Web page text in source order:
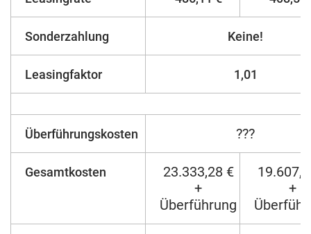
Sonderzahlung Keine!
Leasingfaktor 1,01
Überführungskosten ???
Gesamtkosten
23.333,28 €
+
Überführung
+